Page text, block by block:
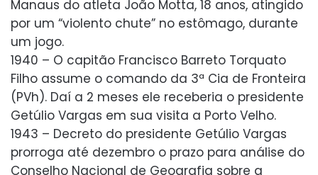
Manaus do atleta João Motta, 18 anos, atingido
por um “violento chute” no estômago, durante
um jogo.
1940 – O capitão Francisco Barreto Torquato
Filho assume o comando da 3ª Cia de Fronteira
(PVh). Daí a 2 meses ele receberia o presidente
Getúlio Vargas em sua visita a Porto Velho.
1943 – Decreto do presidente Getúlio Vargas
prorroga até dezembro o prazo para análise do
Conselho Nacional de Geografia sobre a